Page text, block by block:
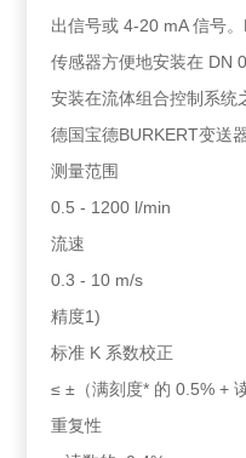
出信号或 4-20 mA 信号
传感器方便地安装在 DN
安装在流体组合控制系统
德国宝德BURKERT变送
测量范围
0.5 - 1200 l/min
流速
0.3 - 10 m/s
精度1)
标准 K 系数校正
≤ ±（满刻度* 的 0.5% +
重复性